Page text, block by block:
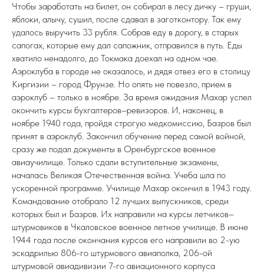
Чтобы заработать на билет, он собирал в лесу дичку – груши,
яблоки, алычу, сушил, после сдавал в заготконтору. Так ему
удалось выручить 33 рубля. Собрав еду в дорогу, в старых
сапогах, которые ему дал сапожник, отправился в путь. Еды
хватило ненадолго, до Токмака доехал на одном чае.
Аэроклуба в городе не оказалось, и дядя отвез его в столицу
Киргизии – город Фрунзе. Но опять не повезло, прием в
аэроклуб – только в ноябре. За время ожидания Махар успел
окончить курсы бухгалтеров–ревизоров. И, наконец, в
ноябре 1940 года, пройдя строгую медкомиссию, Базров был
принят в аэроклуб. Закончил обучение перед самой войной,
сразу же подал документы в Оренбургское военное
авиаучилище. Только сдали вступительные экзамены,
началась Великая Отечественная война. Учеба шла по
ускоренной программе. Училище Махар окончил в 1943 году.
Командование отобрало 12 лучших выпускников, среди
которых был и Базров. Их направили на курсы летчиков–
штурмовиков в Чкаловское военное летное училище. В июне
1944 года после окончания курсов его направили во 2-ую
эскадрилью 806-го штурмового авиаполка, 206-ой
штурмовой авиадивизии 7-го авиационного корпуса